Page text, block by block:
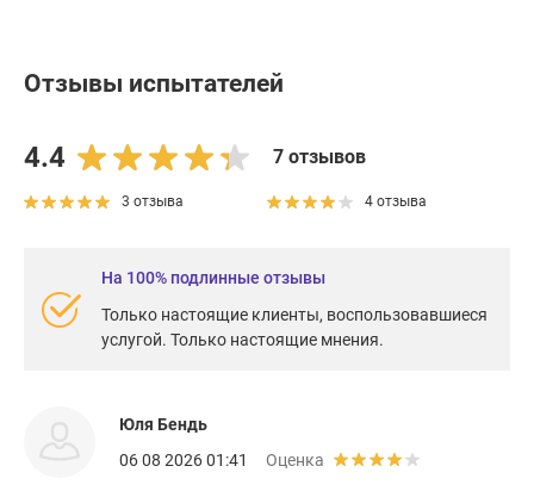
Отзывы испытателей
4.4 7 отзывов
3 отзыва 4 отзыва
На 100% подлинные отзывы
Только настоящие клиенты, воспользовавшиеся
услугой. Только настоящие мнения.
Юля Бендь
06 08 2026 01:41
Оценка